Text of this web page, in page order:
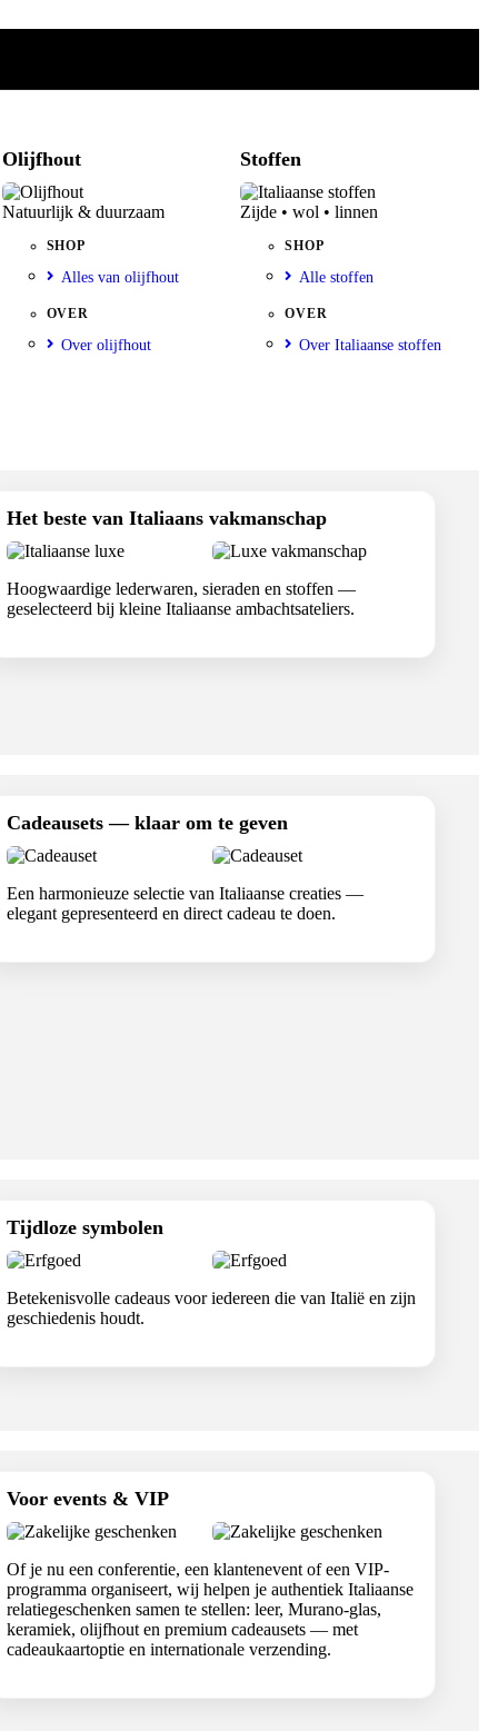
Olijfhout
Natuurlijk & duurzaam
SHOP
Alles van olijfhout
OVER
Over olijfhout
Stoffen
Zijde • wol • linnen
SHOP
Alle stoffen
OVER
Over Italiaanse stoffen
Het beste van Italiaans vakmanschap
Hoogwaardige lederwaren, sieraden en stoffen —
geselecteerd bij kleine Italiaanse ambachtsateliers.
Cadeausets — klaar om te geven
Een harmonieuze selectie van Italiaanse creaties —
elegant gepresenteerd en direct cadeau te doen.
Tijdloze symbolen
Betekenisvolle cadeaus voor iedereen die van Italië en zijn
geschiedenis houdt.
Voor events & VIP
Of je nu een conferentie, een klantenevent of een VIP-
programma organiseert, wij helpen je authentiek Italiaanse
relatiegeschenken samen te stellen: leer, Murano-glas,
keramiek, olijfhout en premium cadeausets — met
cadeaukaartoptie en internationale verzending.